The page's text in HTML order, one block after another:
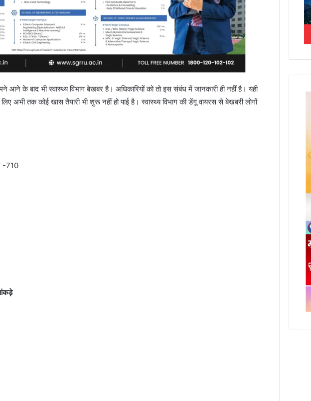
के बाद भी स्वास्थ्य विभाग बेखबर है। अधिकारियों को तो इस संबंध में जानकारी ही नहीं है। यही
अभी तक कोई खास तैयारी भी शुरू नहीं हो पाई है। स्वास्थ्य विभाग की डेंगू वायरस से बेखबरी लोगों
-710